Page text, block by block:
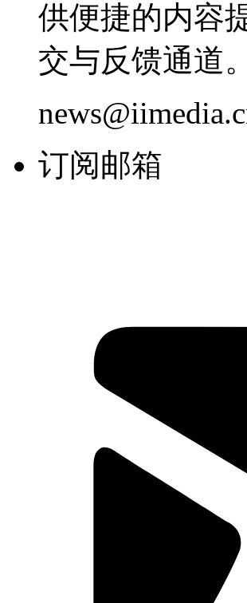
供便捷的内容
交与反馈通道。
订阅邮箱